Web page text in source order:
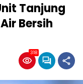
Tanjung
Bersih
318